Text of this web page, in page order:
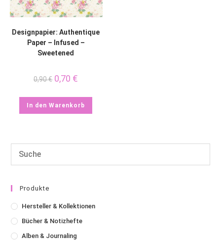
Designpapier: Authentique
Paper – Infused –
Sweetened
0,90€ 0,70 €
In den Warenkorb
Produkte
Hersteller & Kollektionen
Bücher & Notizhefte
Alben & Journaling